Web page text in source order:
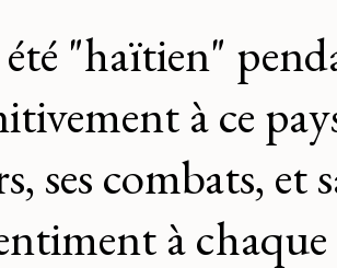
"haïtien"
à ce
ses combats, et
à